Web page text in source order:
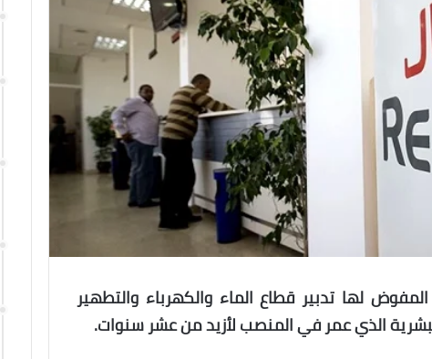
لها تدبير قطاع الماء والكهرباء والتطهير
البشرية الذي عمر في المنصب لأزيد من عشر سنوات.